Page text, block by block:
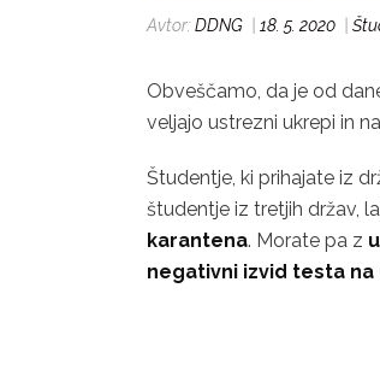
Avtor: DDNG 18. 5. 2020
Obveščamo, da je od
veljajo ustrezni ukrepi in
Študentje, ki prihajate iz
študentje iz tretjih držav,
karantena. Morate pa z
negativni izvid testa na